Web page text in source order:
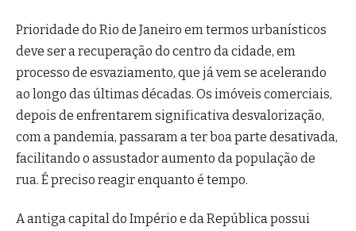
Prioridade do Rio de Janeiro em termos urbanísticos
deve ser a recuperação do centro da cidade, em
processo de esvaziamento, que já vem se acelerando
ao longo das últimas décadas. Os imóveis comerciais,
depois de enfrentarem significativa desvalorização,
com a pandemia, passaram a ter boa parte desativada,
facilitando o assustador aumento da população de
rua. É preciso reagir enquanto é tempo.
A antiga capital do Império e da República possui